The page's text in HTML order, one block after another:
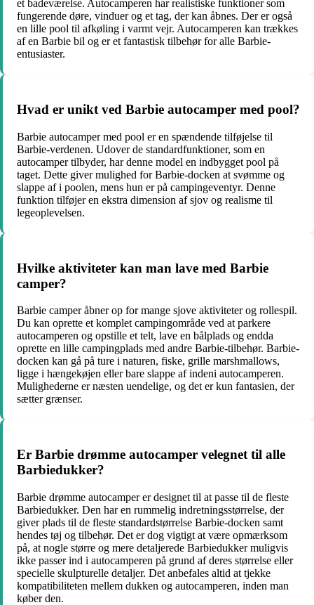
et badeværelse. Autocamperen har realistiske funktioner som
fungerende døre, vinduer og et tag, der kan åbnes. Der er også
en lille pool til afkøling i varmt vejr. Autocamperen kan trækkes
af en Barbie bil og er et fantastisk tilbehør for alle Barbie-
entusiaster.
Hvad er unikt ved Barbie autocamper med pool?
Barbie autocamper med pool er en spændende tilføjelse til
Barbie-verdenen. Udover de standardfunktioner, som en
autocamper tilbyder, har denne model en indbygget pool på
taget. Dette giver mulighed for Barbie-docken at svømme og
slappe af i poolen, mens hun er på campingeventyr. Denne
funktion tilføjer en ekstra dimension af sjov og realisme til
legeoplevelsen.
Hvilke aktiviteter kan man lave med Barbie
camper?
Barbie camper åbner op for mange sjove aktiviteter og rollespil.
Du kan oprette et komplet campingområde ved at parkere
autocamperen og opstille et telt, lave en bålplads og endda
oprette en lille campingplads med andre Barbie-tilbehør. Barbie-
docken kan gå på ture i naturen, fiske, grille marshmallows,
ligge i hængekøjen eller bare slappe af indeni autocamperen.
Mulighederne er næsten uendelige, og det er kun fantasien, der
sætter grænser.
Er Barbie drømme autocamper velegnet til alle
Barbiedukker?
Barbie drømme autocamper er designet til at passe til de fleste
Barbiedukker. Den har en rummelig indretningsstørrelse, der
giver plads til de fleste standardstørrelse Barbie-docken samt
hendes tøj og tilbehør. Det er dog vigtigt at være opmærksom
på, at nogle større og mere detaljerede Barbiedukker muligvis
ikke passer ind i autocamperen på grund af deres størrelse eller
specielle skulpturelle detaljer. Det anbefales altid at tjekke
kompatibiliteten mellem dukken og autocamperen, inden man
køber den.